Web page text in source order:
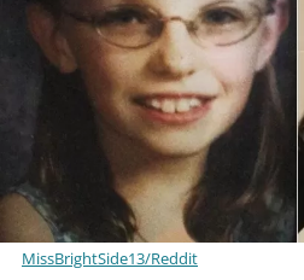
MissBrightSide13/Reddit